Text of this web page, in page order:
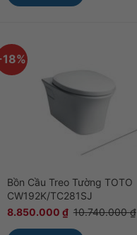
Bồn Cầu Treo Tường TOTO
CW192K/TC281SJ
8.850.000 ₫ 10.740.000₫